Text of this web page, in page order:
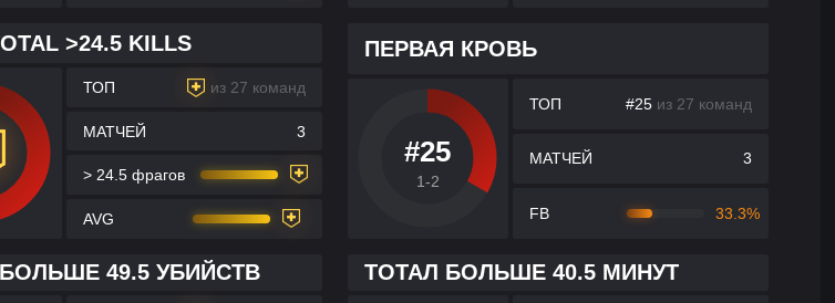
>24.5 KILLS
ТОП из 27 команд
МАТЧЕЙ 3
> 24.5 фрагов
AVG
#25
1-2
ПЕРВАЯ КРОВЬ
ТОП #25 из 27 команд
МАТЧЕЙ 3
FB 33.3%
49.5 УБИЙСТВ ТОТАЛ БОЛЬШЕ 40.5 МИНУТ